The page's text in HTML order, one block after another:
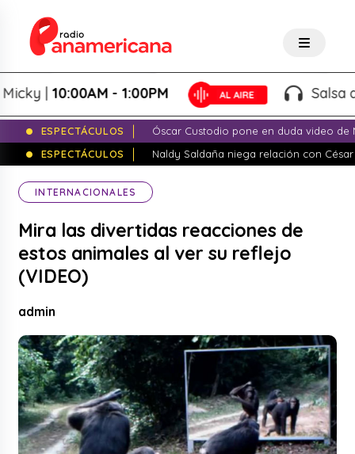
|10:00AM - 1:00PM Salsa de
ESPECTÁCULOS
Óscar Custodio pone en duda video de
ESPECTÁCULOS
Naldy Saldaña niega relación con
INTERNACIONALES
Mira las divertidas reacciones de
estos animales al ver su reflejo
(VIDEO)
admin